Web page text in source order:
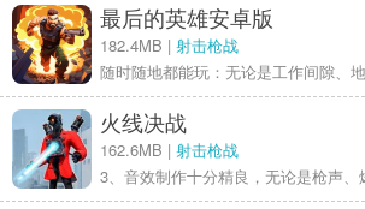
最后的英雄安卓版
182.4MB | 射击枪战
火线决战
162.6MB | 射击枪战